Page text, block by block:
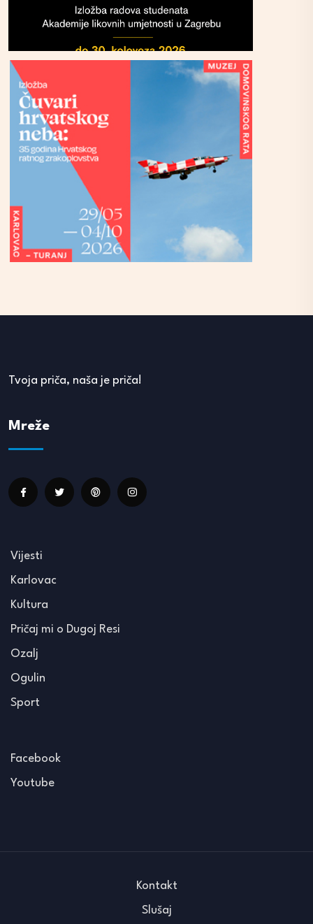
Tvoja priča, naša je priča!
Mreže
Vijesti
Karlovac
Kultura
Pričaj mi o Dugoj Resi
Ozalj
Ogulin
Sport
Facebook
Youtube
Kontakt
Slušaj